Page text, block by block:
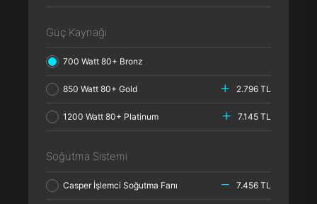
Güç Kaynağı
700 Watt 80+ Bronz
850 Watt 80+ Gold 2.796 TL
1200 Watt 80+ Platinum 7.145 TL
Soğutma Sistemi
Casper İşlemci Soğutma Fanı 7.456 TL